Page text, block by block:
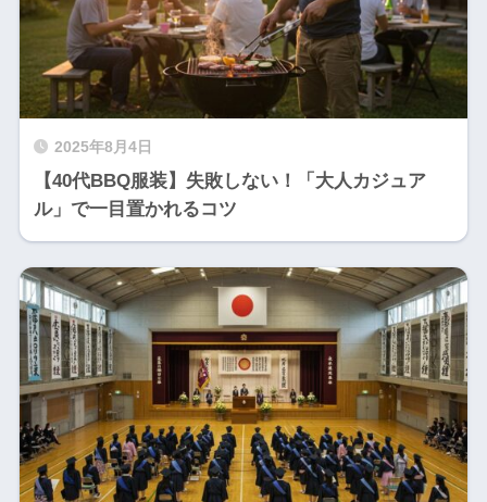
2025年8月4日
【40代BBQ服装】失敗しない！「大人カジュア
ル」で一目置かれるコツ